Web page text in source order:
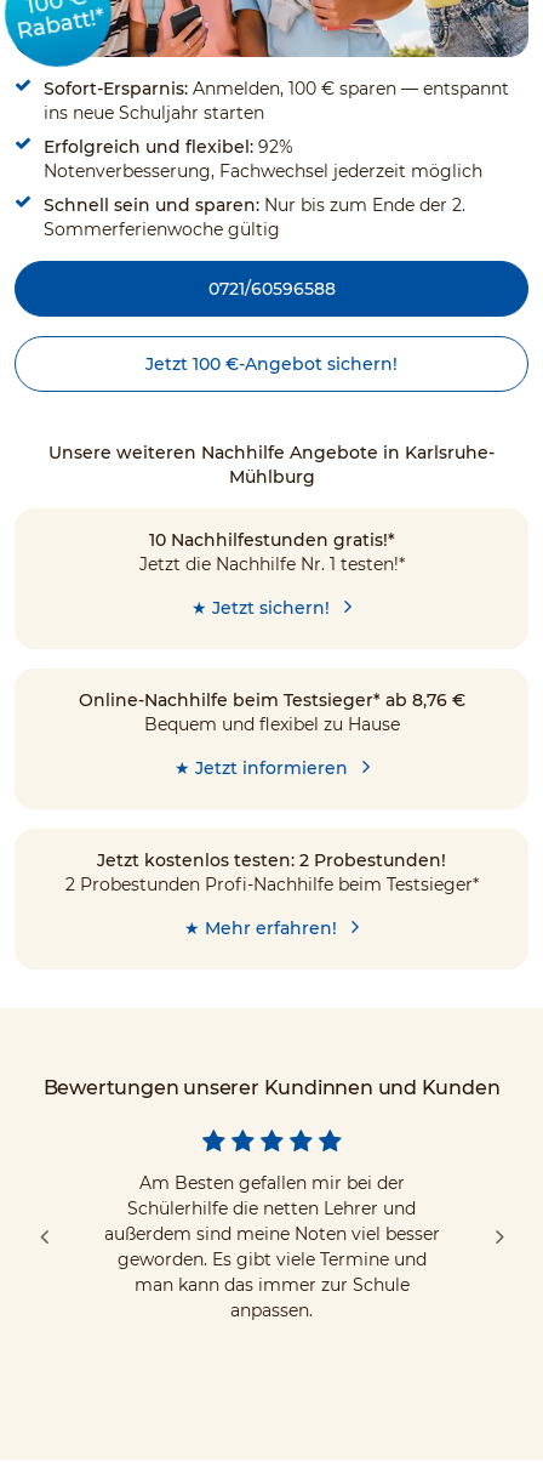
Rabatt!*
Sofort-Ersparnis: Anmelden, 100 € sparen — entspannt
ins neue Schuljahr starten
Erfolgreich und flexibel: 92%
Notenverbesserung, Fachwechsel jederzeit möglich
Schnell sein und sparen: Nur bis zum Ende der 2.
Sommerferienwoche gültig
0721/60596588
Jetzt 100 €-Angebot sichern!
Unsere weiteren Nachhilfe Angebote in Karlsruhe-
Mühlburg
10 Nachhilfestunden gratis!*
Jetzt die Nachhilfe Nr. 1 testen!*
★ Jetzt sichern!
Online-Nachhilfe beim Testsieger* ab 8,76 €
Bequem und flexibel zu Hause
★ Jetzt informieren
Jetzt kostenlos testen: 2 Probestunden!
2 Probestunden Profi-Nachhilfe beim Testsieger*
★ Mehr erfahren!
Bewertungen unserer Kundinnen und Kunden
Am Besten gefallen mir bei der
Schülerhilfe die netten Lehrer und
außerdem sind meine Noten viel besser
geworden. Es gibt viele Termine und
man kann das immer zur Schule
anpassen.